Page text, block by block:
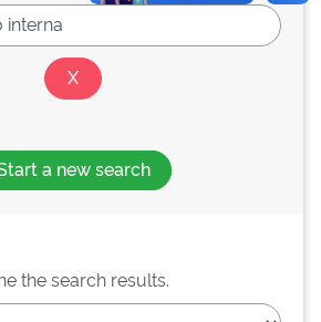
a new search
the search results.